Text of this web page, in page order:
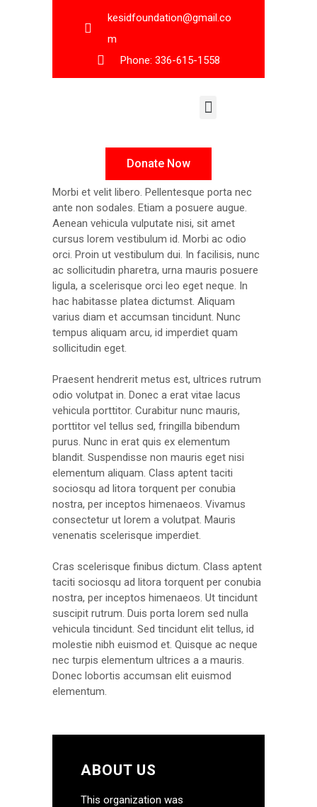
kesidfoundation@gmail.co
m
Phone: 336-615-1558
Donate Now
Morbi et velit libero. Pellentesque porta nec
ante non sodales. Etiam a posuere augue.
Aenean vehicula vulputate nisi, sit amet
cursus lorem vestibulum id. Morbi ac odio
orci. Proin ut vestibulum dui. In facilisis, nunc
ac sollicitudin pharetra, urna mauris posuere
ligula, a scelerisque orci leo eget neque. In
hac habitasse platea dictumst. Aliquam
varius diam et accumsan tincidunt. Nunc
tempus aliquam arcu, id imperdiet quam
sollicitudin eget.
Praesent hendrerit metus est, ultrices rutrum
odio volutpat in. Donec a erat vitae lacus
vehicula porttitor. Curabitur nunc mauris,
porttitor vel tellus sed, fringilla bibendum
purus. Nunc in erat quis ex elementum
blandit. Suspendisse non mauris eget nisi
elementum aliquam. Class aptent taciti
sociosqu ad litora torquent per conubia
nostra, per inceptos himenaeos. Vivamus
consectetur ut lorem a volutpat. Mauris
venenatis scelerisque imperdiet.
Cras scelerisque finibus dictum. Class aptent
taciti sociosqu ad litora torquent per conubia
nostra, per inceptos himenaeos. Ut tincidunt
suscipit rutrum. Duis porta lorem sed nulla
vehicula tincidunt. Sed tincidunt elit tellus, id
molestie nibh euismod et. Quisque ac neque
nec turpis elementum ultrices a a mauris.
Donec lobortis accumsan elit euismod
elementum.
ABOUT US
This organization was